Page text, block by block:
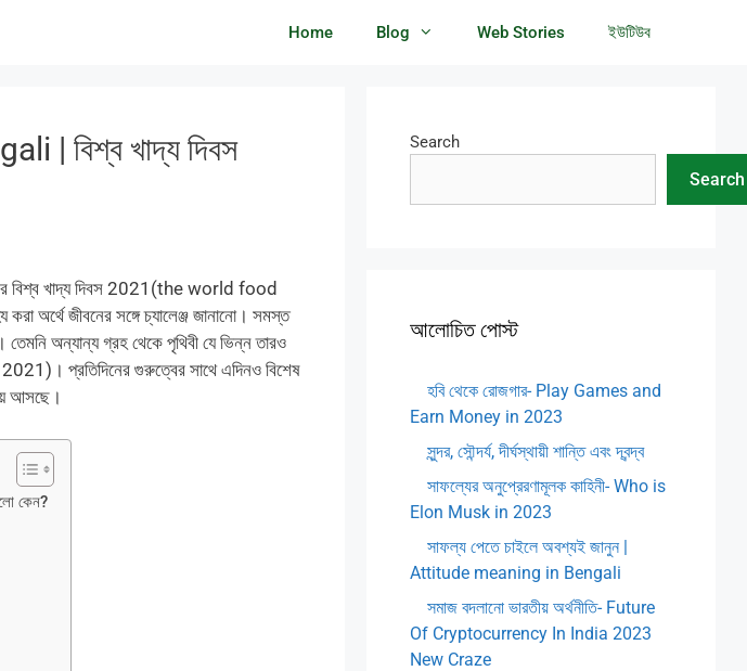
Home Blog Web Stories ইউটিউব
বিশ্ব খাদ্য দিবস
বিশ্ব খাদ্য দিবস 2021(the world food
অর্থে জীবনের সঙ্গে চ্যালেঞ্জ জানানো। সমস্ত
তেমনি অন্যান্য গ্রহ থেকে পৃথিবী যে ভিন্ন তারও
প্রতিদিনের গুরুত্বের সাথে এদিনও বিশেষ
আসছে।
কেন?
Search
Search
আলোচিত পোস্ট
হবি থেকে রোজগার- Play Games and
Earn Money in 2023
সুন্দর, সৌন্দর্য, দীর্ঘস্থায়ী শান্তি এবং দ্বন্দ্ব
সাফল্যের অনুপ্রেরণামূলক কাহিনী- Who is
Elon Musk in 2023
সাফল্য পেতে চাইলে অবশ্যই জানুন |
Attitude meaning in Bengali
সমাজ বদলানো ভারতীয় অর্থনীতি- Future
Of Cryptocurrency In India 2023
New Craze